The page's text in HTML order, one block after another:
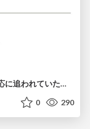
「この数字おかしくない？」対応に追われていたのに、 Claude Codeで設計改善まで着手できた話
0 290